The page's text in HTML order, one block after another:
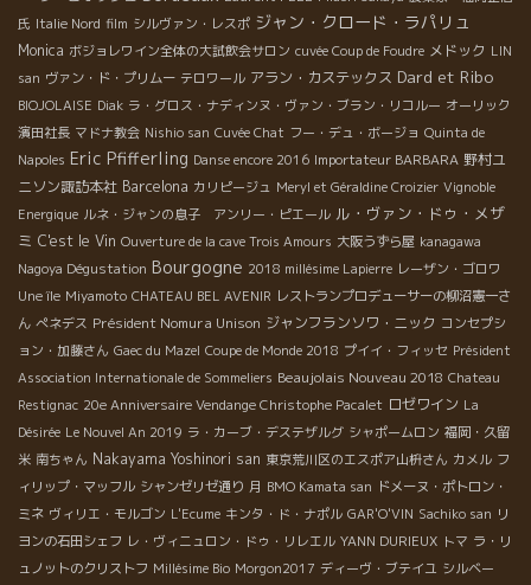
氏 Italie Nord film シルヴァン・レスポ ジャン・クロード・ラパリュ
Monica ボジョレワイン全体の大試飲会サロン cuvée Coup de Foudre メドック LIN
san ヴァン・ド・プリムー テロワール アラン・カステックス Dard et Ribo
BIOJOLAISE Diak ラ・グロス・ナディンヌ・ヴァン・ブラン・リコルー オーリック
濱田社長 マドナ教会 Nishio san Cuvée Chat フー・デュ・ボージョ Quinta de
Napoles Eric Pfifferling Danse encore 2016 Importateur BARBARA 野村ユ
ニソン諏訪本社 Barcelona カリピージュ Meryl et Géraldine Croizier Vignoble
Energique ルネ・ジャンの息子 アンリー・ピエール ル・ヴァン・ドゥ・メザ
ミ C'est le Vin Ouverture de la cave Trois Amours 大阪うずら屋 kanagawa
Nagoya Dégustation Bourgogne 2018 millésime Lapierre レーザン・ゴロワ
Une île Miyamoto CHATEAU BEL AVENIR レストランプロデューサーの柳沼憲一さ
ん ぺネデス Président Nomura Unison ジャンフランソワ・ニック コンセプシ
ョン・加藤さん Gaec du Mazel Coupe de Monde 2018 プイイ・フィッセ Président
Association Internationale de Sommeliers Beaujolais Nouveau 2018 Chateau
Restignac 20e Anniversaire Vendange Christophe Pacalet ロゼワイン La
Désirée Le Nouvel An 2019 ラ・カーブ・デステザルグ シャポームロン 福岡・久留
米 南ちゃん Nakayama Yoshinori san 東京荒川区のエスポア山枡さん カメル フ
ィリップ・マッフル シャンゼリゼ通り 月 BMO Kamata san ドメーヌ・ポトロン・
ミネ ヴィリエ・モルゴン L'Ecume キンタ・ド・ナポル GAR'O'VIN Sachiko san リ
ヨンの石田シェフ レ・ヴィニュロン・ドゥ・リレエル YANN DURIEUX トマ ラ・リ
ュノットのクリストフ Millésime Bio Morgon2017 ディーヴ・ブテイユ シルベー